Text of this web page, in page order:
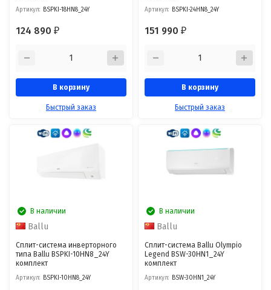
Артикул: BSPKI-18HN8_24Y
124 890₽
В корзину
Быстрый заказ
Артикул: BSPKI-24HN8_24Y
151 990₽
В корзину
Быстрый заказ
В наличии
Ballu
Сплит-система инверторного
типа Ballu BSPKI-10HN8_24Y
комплект
Артикул: BSPKI-10HN8_24Y
В наличии
Ballu
Сплит-система Ballu Olympio
Legend BSW-30HN1_24Y
комплект
Артикул: BSW-30HN1_24Y